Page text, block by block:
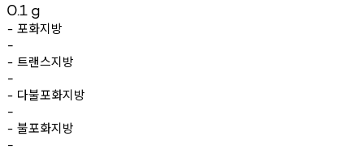
0.1 g
- 포화지방
-
- 트랜스지방
-
- 다불포화지방
-
- 불포화지방
-